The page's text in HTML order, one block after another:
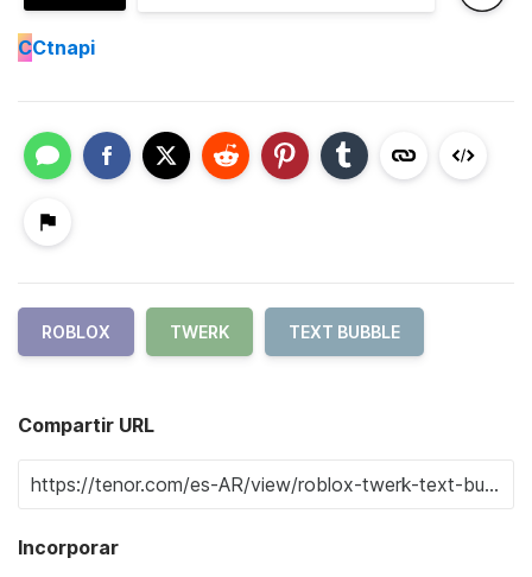
CCtnapi
ROBLOX TWERK TEXT BUBBLE
Compartir URL
Incorporar